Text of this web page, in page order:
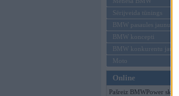
Sērijveida tūnings
BMW pasaules jaunumi
BMW koncepti
BMW konkurentu
Moto
Online
Pašreiz BMWPower